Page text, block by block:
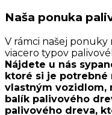
Naša ponuka
V rámci našej ponuky
viacero typov
Nájdete u nás
ktoré si je potrebné
vlastným vozidlom,
balík palivového
palivového dreva,